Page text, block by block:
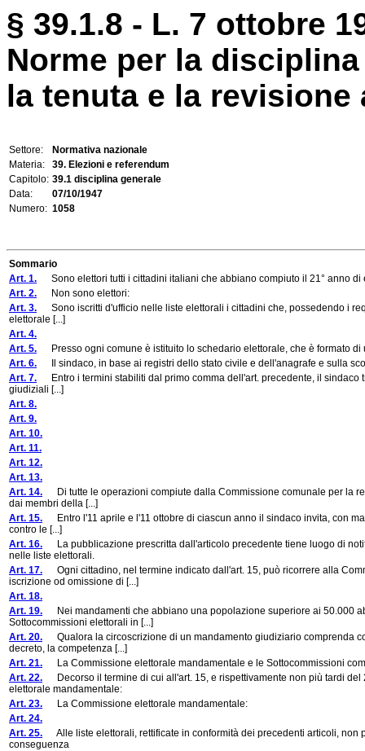
§ 39.1.8 - L. 7 ottobre
Norme per la
la tenuta e la
Settore:
Normativa nazionale
Materia:
39. Elezioni e referendum
Capitolo: 39.1 disciplina generale
Data:
07/10/1947
Numero: 1058
Sommario
Art. 1. Sono elettori tutti i cittadini italiani che abbiano compiuto il 21° anno
Art. 2. Non sono elettori:
Art. 3. Sono iscritti d'ufficio nelle liste elettorali i cittadini che, possedendo i
elettorale [...]
Art. 4.
Art. 5. Presso ogni comune è istituito lo schedario elettorale, che è formato
Art. 6. Il sindaco, in base ai registri dello stato civile e dell'anagrafe e sulla
Art. 7. Entro i termini stabiliti dal primo comma dell'art. precedente, il sindaco
giudiziali [...]
Art. 8.
Art. 9.
Art. 10.
Art. 11.
Art. 12.
Art. 13.
Art. 14. Di tutte le operazioni compiute dalla Commissione comunale per la
dai membri della [...]
Art. 15. Entro l'11 aprile e l'11 ottobre di ciascun anno il sindaco invita, con
contro le [...]
Art. 16. La pubblicazione prescritta dall'articolo precedente tiene luogo di
nelle liste elettorali.
Art. 17. Ogni cittadino, nel termine indicato dall'art. 15, può ricorrere alla
iscrizione od omissione di [...]
Art. 18.
Art. 19. Nei mandamenti che abbiano una popolazione superiore ai 50.000
Sottocommissioni elettorali in [...]
Art. 20. Qualora la circoscrizione di un mandamento giudiziario comprenda
decreto, la competenza [...]
Art. 21. La Commissione elettorale mandamentale e le Sottocommissioni
Art. 22. Decorso il termine di cui all'art. 15, e rispettivamente non più tardi
elettorale mandamentale:
Art. 23. La Commissione elettorale mandamentale:
Art. 24.
Art. 25. Alle liste elettorali, rettificate in conformità dei precedenti articoli, non
conseguenza